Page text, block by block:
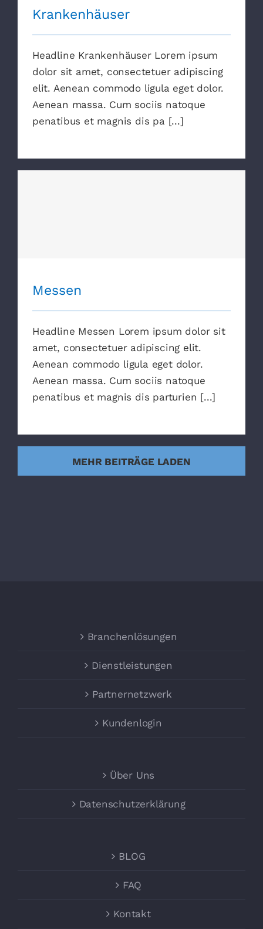
Krankenhäuser
Headline Krankenhäuser Lorem ipsum
dolor sit amet, consectetuer adipiscing
elit. Aenean commodo ligula eget dolor.
Aenean massa. Cum sociis natoque
penatibus et magnis dis pa [...]
Messen
Headline Messen Lorem ipsum dolor sit
amet, consectetuer adipiscing elit.
Aenean commodo ligula eget dolor.
Aenean massa. Cum sociis natoque
penatibus et magnis dis parturien [...]
MEHR BEITRÄGE LADEN
Branchenlösungen
Dienstleistungen
Partnernetzwerk
Kundenlogin
Über Uns
Datenschutzerklärung
BLOG
FAQ
Kontakt